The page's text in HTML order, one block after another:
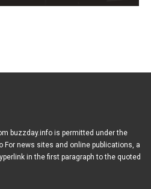
buzzday.info is permitted under the
For news sites and online publications, a
in the first paragraph to the quoted